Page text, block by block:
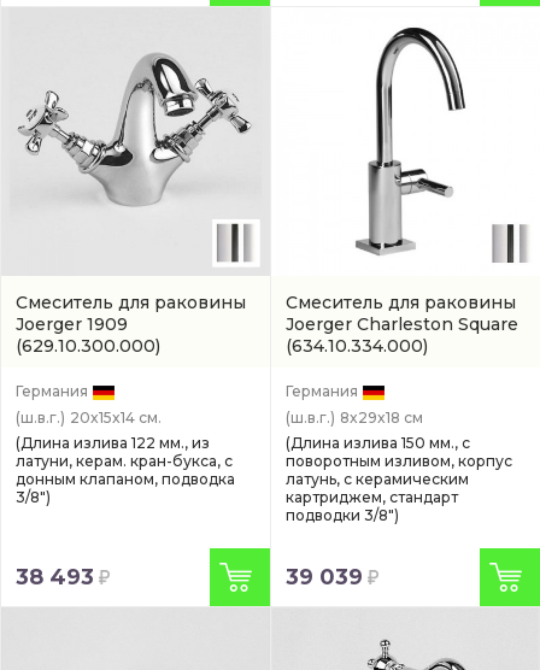
Смеситель для раковины
Joerger 1909
(629.10.300.000)
Германия
(ш.в.г.) 20x15x14 см.
(Длина излива 122 мм., из
латуни, керам. кран-букса, с
донным клапаном, подводка
3/8")
38 493
Смеситель для раковины
Joerger Charleston Square
(634.10.334.000)
Германия
(ш.в.г.) 8x29x18 см
(Длина излива 150 мм., с
поворотным изливом, корпус
латунь, с керамическим
картриджем, стандарт
подводки 3/8")
39 039